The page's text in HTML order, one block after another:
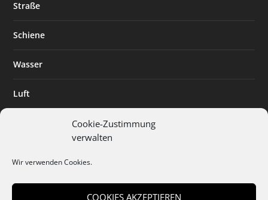
Cookie-Zustimmung
verwalten
Wir verwenden Cookies.
COOKIES AKZEPTIEREN
Straße
Schiene
Wasser
Luft
Digitalisierung